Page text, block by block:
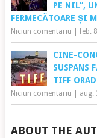
PE NIL”,
FERMECĂTOARE ȘI
Niciun comentariu feb.
CINE-
SUSPANS
TIFF
Niciun comentariu aug.
ABOUT THE